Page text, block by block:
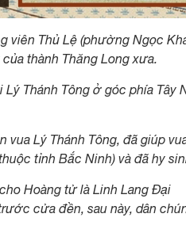
viên Thủ Lệ (phường Ngọc
thành Thăng Long xưa.
Thánh Tông ở góc phía Tây
vua Lý Thánh Tông, đã giúp
tỉnh Bắc Ninh) và đã hy
Hoàng tử là Linh Lang Đại
cửa đền, sau này, dân